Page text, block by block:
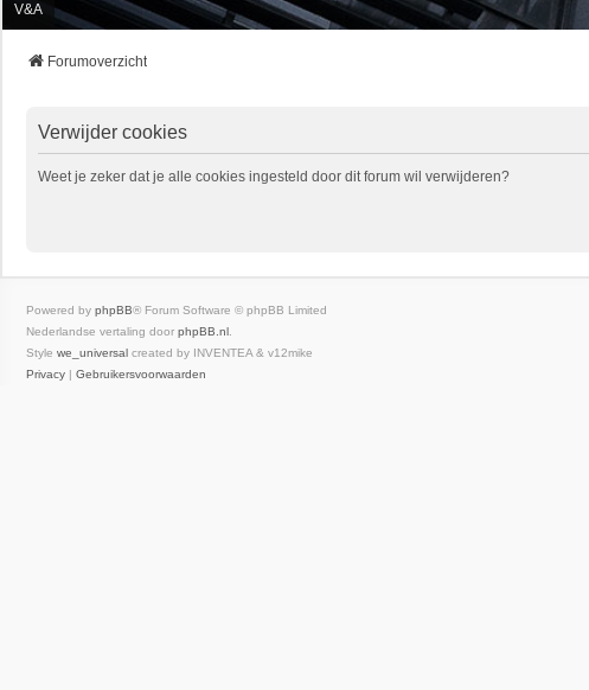
V&A
Forumoverzicht
Verwijder cookies
Weet je zeker dat je alle cookies ingesteld door dit forum wil verwijderen?
Powered by phpBB® Forum Software © phpBB Limited
Nederlandse vertaling door phpBB.nl
Style we_universal created by INVENTEA & v12mike
Privacy | Gebruikersvoorwaarden